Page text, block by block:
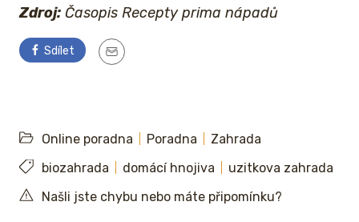
Zdroj: Časopis Recepty prima nápadů
Sdílet
Online poradna Poradna
Zahrada
biozahrada
domácí hnojiva
uzitkova zahrada
Našli jste chybu nebo máte připomínku?